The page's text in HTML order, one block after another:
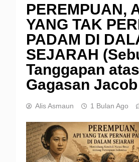
PEREMPUAN,
YANG TAK
PADAM DI
SEJARAH
Tanggapan atas
Gagasan
Alis Asmaun 1 Bulan Ago